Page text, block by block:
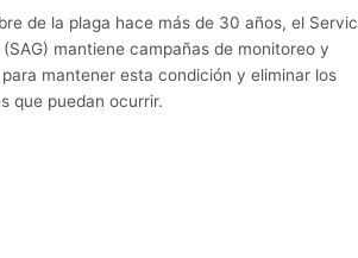
de la plaga hace más de 30 años, el
mantiene campañas de monitoreo y
mantener esta condición y eliminar los
que puedan ocurrir.